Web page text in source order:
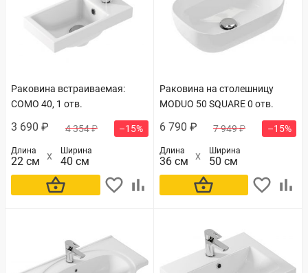
Раковина встраиваемая:
COMO 40, 1 отв.
3 690 ₽ 4 354 ₽ –15%
Длина
22 см
Ширина
40 см
В корзину
Раковина на столешницу
MODUO 50 SQUARE 0 отв.
6 790 ₽ 7 949 ₽ –15%
Длина
36 см
Ширина
50 см
В корзину